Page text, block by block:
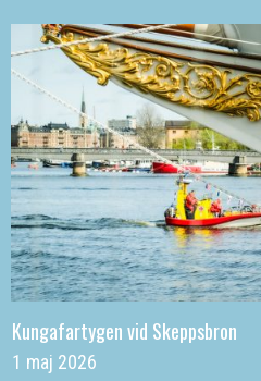
Kungafartygen vid Skeppsbron
1 maj 2026